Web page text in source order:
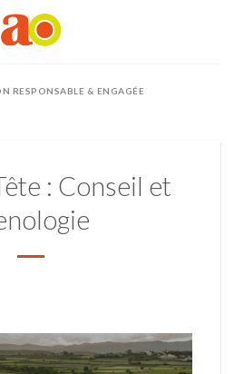
RESPONSABLE & ENGAGÉE
: Conseil et